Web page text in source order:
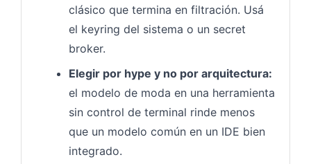
clásico que termina en filtración. Usá
el keyring del sistema o un secret
broker.
Elegir por hype y no por arquitectura:
el modelo de moda en una herramienta
sin control de terminal rinde menos
que un modelo común en un IDE bien
integrado.